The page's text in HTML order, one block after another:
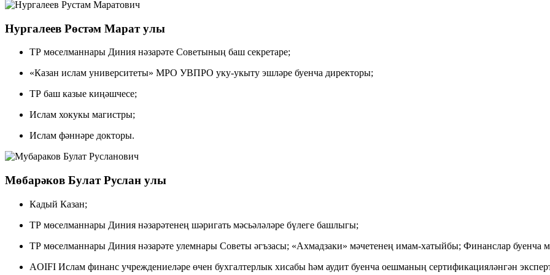
Нургалеев Рөстәм Марат улы
ТР мөселманнары Диния нәзарәте Советының баш секретаре;
«Казан ислам университеты» МРО УВПРО уку-укыту эшләре буенча директоры;
ТР баш казые киңәшчесе;
Ислам хокукы магистры;
Ислам фәннәре докторы.
Мөбарәков Булат Руслан улы
Кадый Казан;
ТР мөселманнары Диния нәзарәтенең шәригать мәсьәләләре бүлеге башлыгы;
ТР мөселманнары Диния нәзарәте улемнары Советы әгъзасы; «Ахмадзаки» мәчетенең имам-хатыйбы; Финанслар буенча
AOIFI Ислам финанс учреждениеләре өчен бухгалтерлык хисабы һәм аудит буенча оешманың сертификацияләнгән